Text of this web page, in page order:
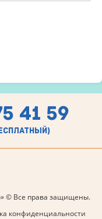
41 59
© Все права защищены.
конфиденциальности